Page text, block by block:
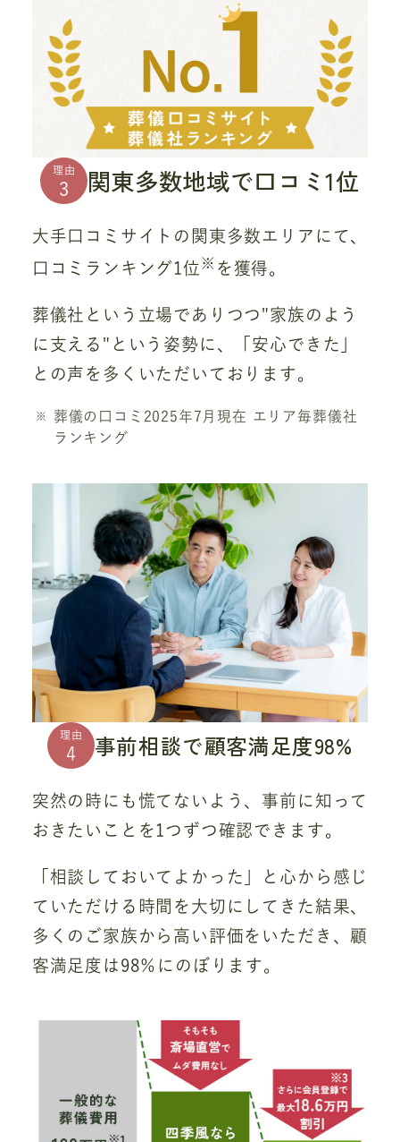
理由
3 関東多数地域で口コミ1位
大手口コミサイトの関東多数エリアにて、
口コミランキング1位 ※ を獲得。
葬儀社という立場でありつつ"家族のよう
に支える"という姿勢に、「安心できた」
との声を多くいただいております。
葬儀の口コミ2025年7月現在 エリア毎葬儀社
ランキング
理由
4 事前相談で顧客満足度98%
突然の時にも慌てないよう、事前に知って
おきたいことを1つずつ確認できます。
「相談しておいてよかった」と心から感じ
ていただける時間を大切にしてきた結果、
多くのご家族から高い評価をいただき、顧
客満足度は98％にのぼります。